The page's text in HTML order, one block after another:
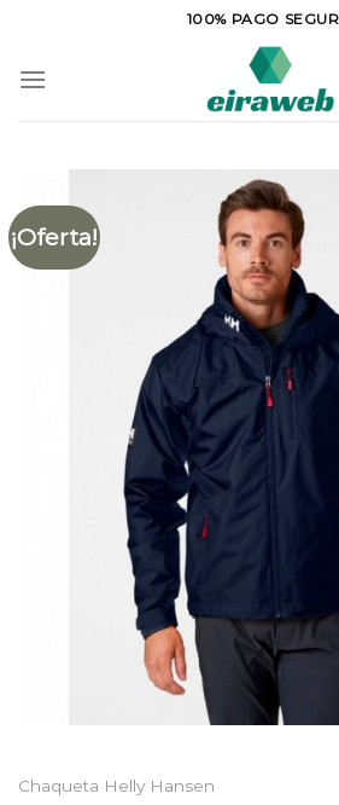
contenido
100% PAGO
¡Oferta!
Chaqueta Helly Hansen